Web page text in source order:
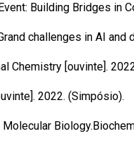
Building Bridges in
challenges in AI and
Chemistry [ouvinte].
2022. (Simpósio).